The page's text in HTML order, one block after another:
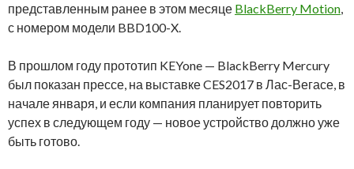
представленным ранее в этом месяце BlackBerry Motion,
с номером модели BBD100-X.
В прошлом году прототип KEYone — BlackBerry Mercury
был показан прессе, на выставке CES2017 в Лас-Вегасе, в
начале января, и если компания планирует повторить
успех в следующем году — новое устройство должно уже
быть готово.